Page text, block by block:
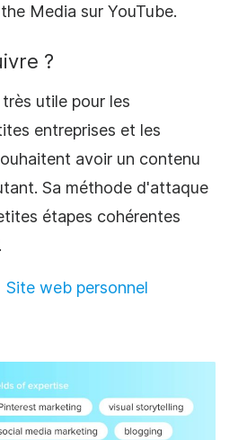
Media sur YouTube.
?
utile pour les
entreprises et les
avoir un contenu
Sa méthode d'attaque
étapes cohérentes
Site web personnel